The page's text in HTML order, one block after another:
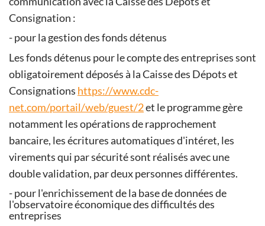
Consignation :
- pour la gestion des fonds détenus
Les fonds détenus pour le compte des entreprises sont
obligatoirement déposés à la Caisse des Dépots et
Consignations https://www.cdc-
net.com/portail/web/guest/2et le programme gère
notamment les opérations de rapprochement
bancaire, les écritures automatiques d'intéret, les
virements qui par sécurité sont réalisés avec une
double validation, par deux personnes différentes.
- pour l'enrichissement de la base de données de
l'observatoire économique des difficultés des
entreprises